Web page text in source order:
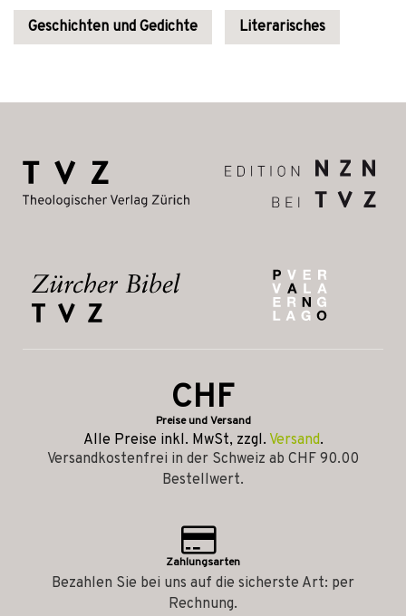
Geschichten und Gedichte Literarisches
CHF
Preise und Versand
Alle Preise inkl. MwSt, zzgl. Versand.
Versandkostenfrei in der Schweiz ab CHF 90.00
Bestellwert.
Zahlungsarten
Bezahlen Sie bei uns auf die sicherste Art: per
Rechnung.